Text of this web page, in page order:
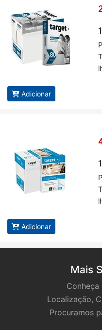
Adicionar
Adicionar
Mais
Localização,
Procuramos